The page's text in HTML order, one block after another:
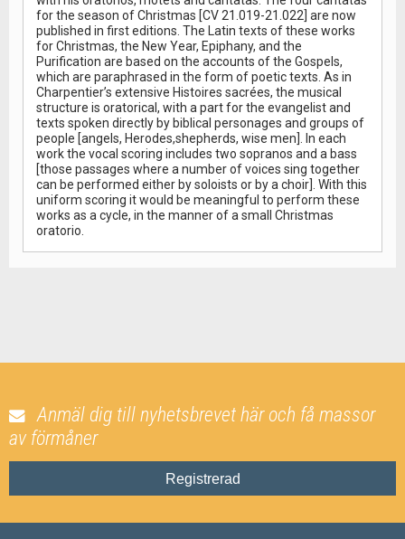
for the season of Christmas [CV 21.019-21.022] are now
published in first editions. The Latin texts of these works
for Christmas, the New Year, Epiphany, and the
Purification are based on the accounts of the Gospels,
which are paraphrased in the form of poetic texts. As in
Charpentier’s extensive Histoires sacrées, the musical
structure is oratorical, with a part for the evangelist and
texts spoken directly by biblical personages and groups of
people [angels, Herodes,shepherds, wise men]. In each
work the vocal scoring includes two sopranos and a bass
[those passages where a number of voices sing together
can be performed either by soloists or by a choir]. With this
uniform scoring it would be meaningful to perform these
works as a cycle, in the manner of a small Christmas
oratorio.
Anmäl dig till nyhetsbrevet här och få massor
av förmåner
Registrerad